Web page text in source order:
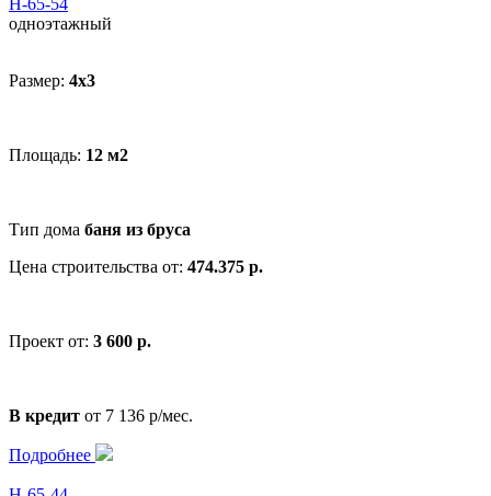
одноэтажный
Размер: 4х3
Площадь: 12 м2
Тип дома баня из бруса
Цена строительства от: 474.375 р.
Проект от: 3 600 р.
В кредит от 7 136 р/мес.
Подробнее